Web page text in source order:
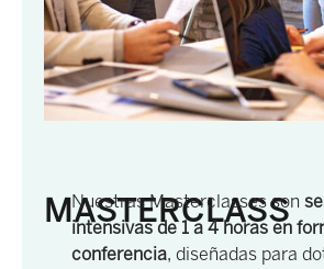
MASTERCLASS
Nuestras Masterclasses son
intensivas de 1 a 4 horas en
conferencia, diseñadas para